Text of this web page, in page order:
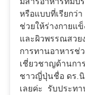
หรือแบบที่เรียกว่า
ช่วยให้ร่างกายแ
และผิวพรรณสวย
การทานอาหารช่
เชี่ยวชาญด้านก
ชาวญี่ปุ่นชื่อ ดร.นิ
เลยค่ะ รับประทา